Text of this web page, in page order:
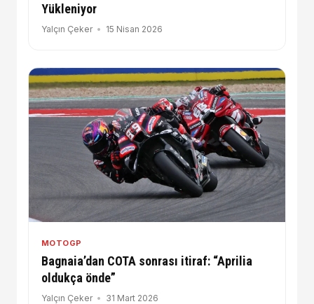
Yükleniyor
Yalçın Çeker 15 Nisan 2026
MOTOGP
Bagnaia’dan COTA sonrası itiraf: “Aprilia
oldukça önde”
Yalçın Çeker 31 Mart 2026